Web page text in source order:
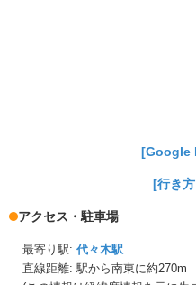
[Google
[行き
アクセス・駐車場
最寄り駅: 代々木駅
直線距離: 駅から南東に約270m